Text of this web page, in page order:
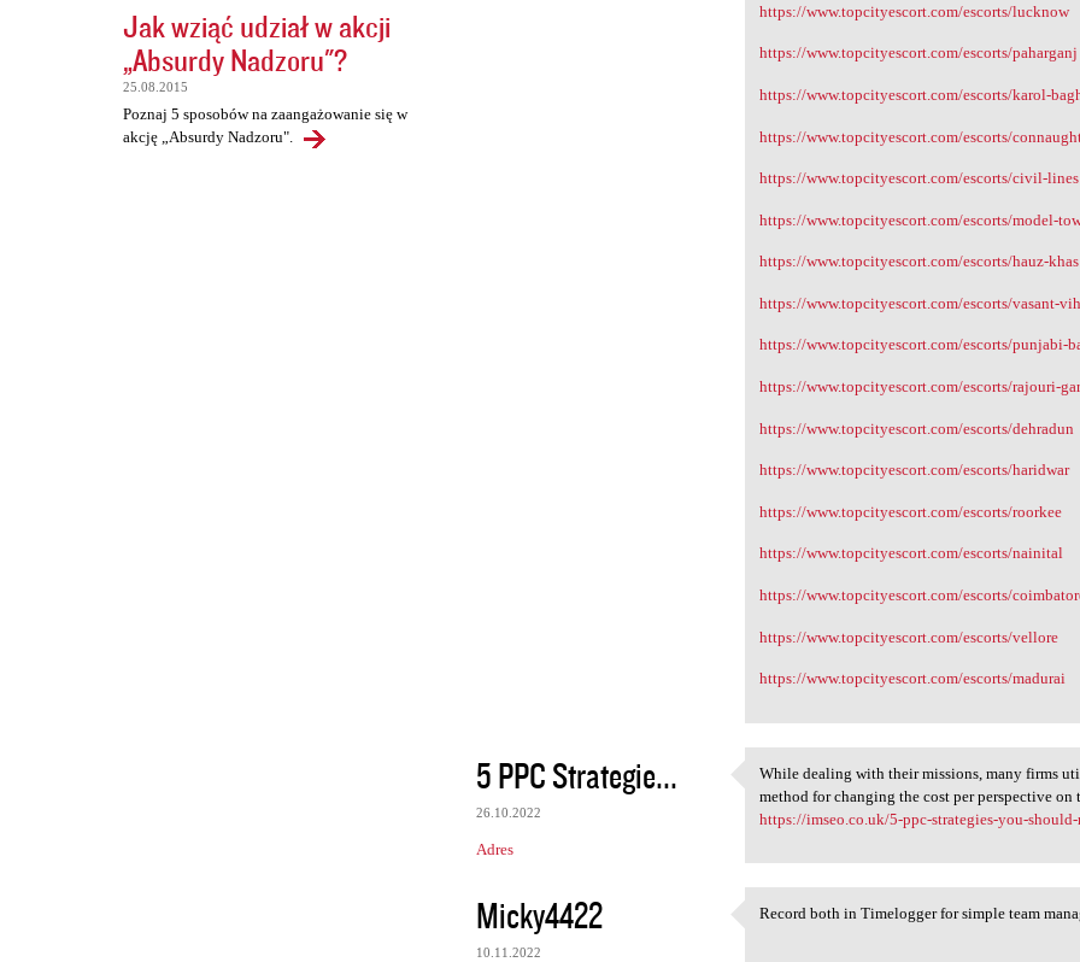
Jak wziąć udział w akcji
„Absurdy Nadzoru"?
25.08.2015
Poznaj 5 sposobów na zaangażowanie się w
akcję „Absurdy Nadzoru".
https://www.topcityescort.com/escorts/lucknow
https://www.topcityescort.com/escorts/paharganj
https://www.topcityescort.com/escorts/karol-
https://www.topcityescort.com/escorts/
https://www.topcityescort.com/escorts/civil-lines
https://www.topcityescort.com/escorts/model-
https://www.topcityescort.com/escorts/hauz-khas
https://www.topcityescort.com/escorts/vasant-
https://www.topcityescort.com/escorts/punjabi-
https://www.topcityescort.com/escorts/rajouri-
https://www.topcityescort.com/escorts/dehradun
https://www.topcityescort.com/escorts/haridwar
https://www.topcityescort.com/escorts/roorkee
https://www.topcityescort.com/escorts/nainital
https://www.topcityescort.com/escorts/
https://www.topcityescort.com/escorts/vellore
https://www.topcityescort.com/escorts/madurai
5 PPC Strategie...
26.10.2022
Adres
While dealing with their
While dealing with their missions, many firms
method for changing the cost per perspective on
https://imseo.co.uk/5-ppc-strategies-you-
Micky4422
10.11.2022
Record both in Timelogger for
Record both in Timelogger for simple team